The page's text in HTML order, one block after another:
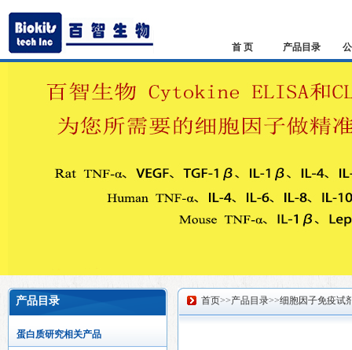
首 页 产品目录
产品目录
蛋白质研究相关产品
首页>>产品目录>>细胞因子免疫试